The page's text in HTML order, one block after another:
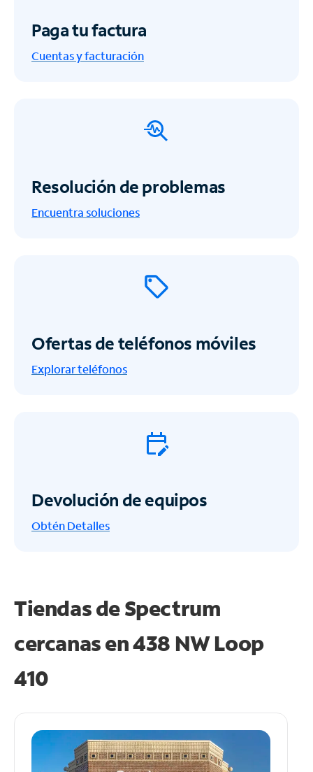
Paga tu factura
Cuentas y facturación
Resolución de problemas
Encuentra soluciones
Ofertas de teléfonos móviles
Explorar teléfonos
Devolución de equipos
ObténDetalles
Tiendas de Spectrum
cercanas en438 NW Loop
410